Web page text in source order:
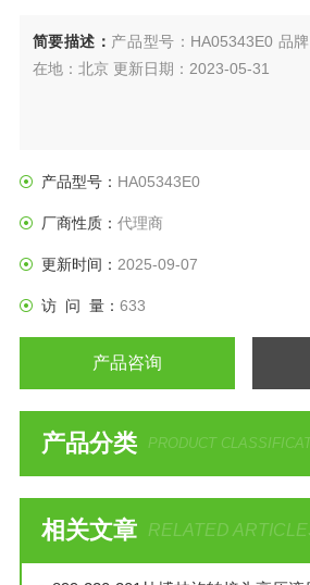
简要描述： 产品型号：HA05343E0 品
在地：北京 更新日期：2023-05-31
产品型号： HA05343E0
厂商性质： 代理商
更新时间： 2025-09-07
访 问 量： 633
产品咨询
产品分类 PRODUCT
相关文章 RELATED